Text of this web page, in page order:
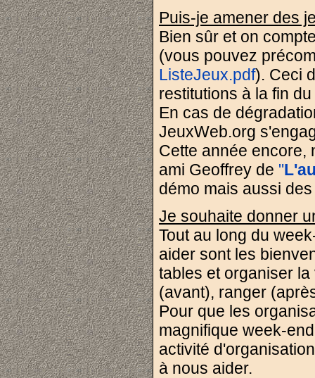
Puis-je amener des
Bien sûr et on
(vous pouvez
ListeJeux.pdf). Ceci
restitutions à la fin
En cas de
JeuxWeb.org
Cette année encore,
ami Geoffrey de "
démo mais aussi
Je souhaite donner
Tout au long du
aider sont les
tables et organiser
(avant), ranger
Pour que les
magnifique week-
activité
à nous aider.